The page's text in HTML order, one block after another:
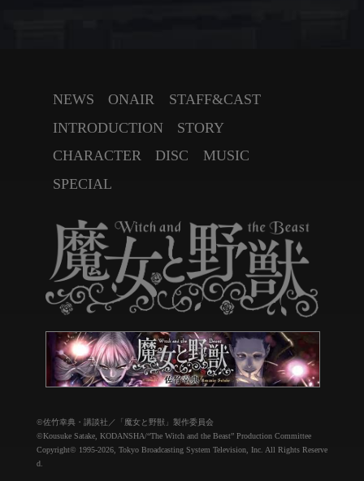
NEWS ONAIR
STAFF&CAST
INTRODUCTION
STORY
CHARACTER
DISC
MUSIC
SPECIAL
©佐竹幸典・講談社／「魔女と野獣」製作委員会
©Kousuke Satake, KODANSHA/“The Witch and the Beast” Production Committee
Copyright© 1995-2026, Tokyo Broadcasting System Television, Inc. All Rights Reserve
d.